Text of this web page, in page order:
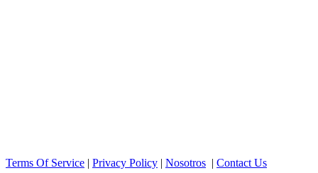
Terms Of Service | Privacy Policy | Nosotros | Contact Us